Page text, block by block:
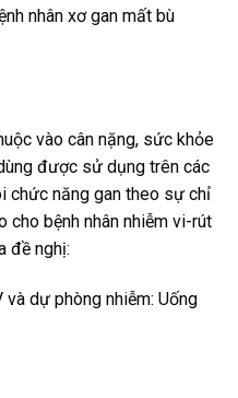
nhân xơ gan mất bù
vào cân nặng, sức khỏe
được sử dụng trên các
chức năng gan theo sự chỉ
cho bệnh nhân nhiễm vi-rút
đề nghị:
dự phòng nhiễm: Uống